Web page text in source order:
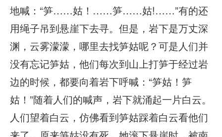
地喊：“笋……姑！……笋……姑!……”有的还
用绳子吊到悬崖下去寻。但是，岩下是万丈深
渊，云雾濛濛，哪里去找笋姑呢？可是人们并
没有忘记笋姑，他们每次到山上打笋于经过岩
边的时候，都要向着岩下呼喊：“笋姑！笋
姑！”随着人们的喊声，岩下就涌起一片白云。
人们望着白云，仿佛看到笋姑踩着白云看他们